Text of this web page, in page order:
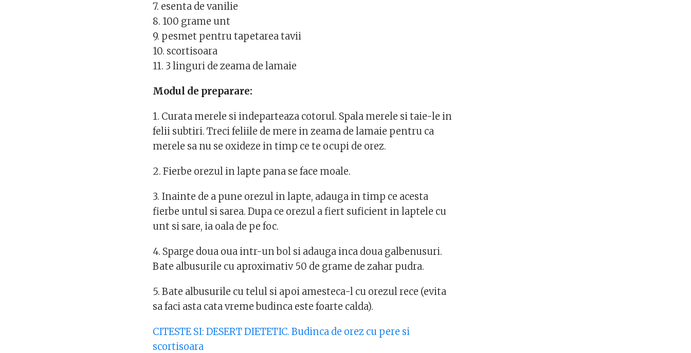
7. esenta de vanilie
8. 100 grame unt
9. pesmet pentru tapetarea tavii
10. scortisoara
11. 3 linguri de zeama de lamaie
Modul de preparare:
1. Curata merele si indeparteaza cotorul. Spala merele si taie-le in
felii subtiri. Treci feliile de mere in zeama de lamaie pentru ca
merele sa nu se oxideze in timp ce te ocupi de orez.
2. Fierbe orezul in lapte pana se face moale.
3. Inainte de a pune orezul in lapte, adauga in timp ce acesta
fierbe untul si sarea. Dupa ce orezul a fiert suficient in laptele cu
unt si sare, ia oala de pe foc.
4. Sparge doua oua intr-un bol si adauga inca doua galbenusuri.
Bate albusurile cu aproximativ 50 de grame de zahar pudra.
5. Bate albusurile cu telul si apoi amesteca-l cu orezul rece (evita
sa faci asta cata vreme budinca este foarte calda).
CITESTE SI: DESERT DIETETIC. Budinca de orez cu pere si
scortisoara